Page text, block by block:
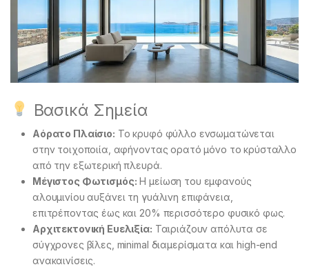
Βασικά Σημεία
Αόρατο Πλαίσιο: Το κρυφό φύλλο ενσωματώνεται
στην τοιχοποιία, αφήνοντας ορατό μόνο το κρύσταλλο
από την εξωτερική πλευρά.
Μέγιστος Φωτισμός: Η μείωση του εμφανούς
αλουμινίου αυξάνει τη γυάλινη επιφάνεια,
επιτρέποντας έως και 20% περισσότερο φυσικό φως.
Αρχιτεκτονική Ευελιξία: Ταιριάζουν απόλυτα σε
σύγχρονες βίλες, minimal διαμερίσματα και high-end
ανακαινίσεις.